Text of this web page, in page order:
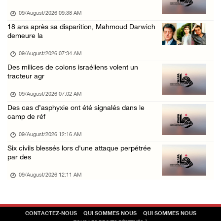
Les forces d’occupation mènent des enquêtes ...
08/August/2026 10:24 AM
L’occupation installe un poste de contrôle m ...
08/August/2026 09:45 AM
09/August/2026 09:38 AM
18 ans après sa disparition, Mahmoud Darwich
demeure la
09/August/2026 07:34 AM
Des milices de colons israéliens volent un
tracteur agr
09/August/2026 07:02 AM
Des cas d’asphyxie ont été signalés dans le
camp de réf
09/August/2026 12:16 AM
Six civils blessés lors d'une attaque perpétrée
par des
09/August/2026 12:11 AM
CONTACTEZ-NOUS QUI SOMMES NOUS QUI SOMMES NOUS